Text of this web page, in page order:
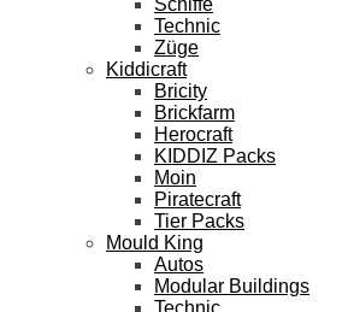
Schiffe
Technic
Züge
Kiddicraft
Bricity
Brickfarm
Herocraft
KIDDIZ Packs
Moin
Piratecraft
Tier Packs
Mould King
Autos
Modular Buildings
Technic